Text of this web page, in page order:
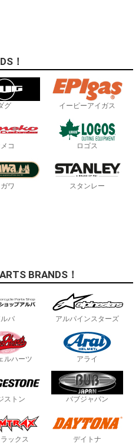
！
グ イーピーアイガス
コ ロゴス
ワ スタンレー
BRANDS！
バ アルパインスターズ
ルハーツ アライ
ストン バブジャパン
ックス デイトナ